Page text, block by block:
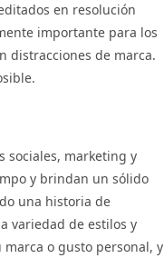
en resolución
importante para los
distracciones de marca.
sociales, marketing y
y brindan un sólido
una historia de
variedad de estilos y
o gusto personal, y